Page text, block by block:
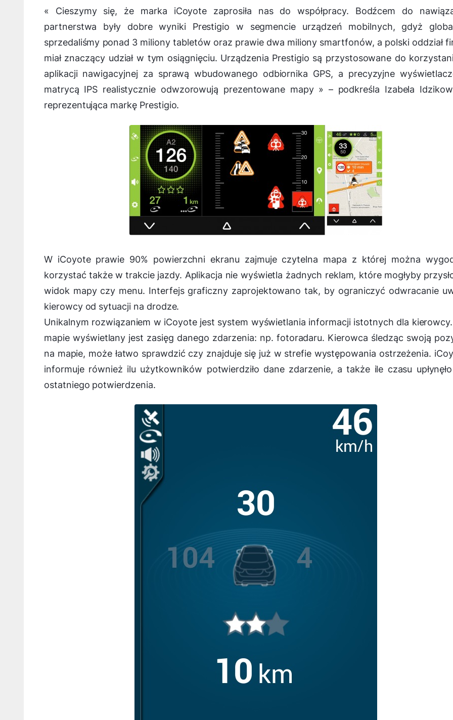
« Cieszymy się, że marka iCoyote zaprosiła nas do współpracy. Bodźcem do
partnerstwa były dobre wyniki Prestigio w segmencie urządzeń mobilnych, gdyż
sprzedaliśmy ponad 3 miliony tabletów oraz prawie dwa miliony smartfonów, a polski oddział
miał znaczący udział w tym osiągnięciu. Urządzenia Prestigio są przystosowane do
aplikacji nawigacyjnej za sprawą wbudowanego odbiornika GPS, a precyzyjne
matrycą IPS realistycznie odwzorowują prezentowane mapy» – podkreśla Izabela
reprezentująca markę Prestigio.
W iCoyote prawie 90% powierzchni ekranu zajmuje czytelna mapa z której można
korzystać także w trakcie jazdy. Aplikacja nie wyświetla żadnych reklam, które mogłyby
widok mapy czy menu. Interfejs graficzny zaprojektowano tak, by ograniczyć odwracanie
kierowcy od sytuacji na drodze.
Unikalnym rozwiązaniem w iCoyote jest system wyświetlania informacji istotnych dla
mapie wyświetlany jest zasięg danego zdarzenia: np. fotoradaru. Kierowca śledząc swoją
na mapie, może łatwo sprawdzić czy znajduje się już w strefie występowania ostrzeżenia.
informuje również ilu użytkowników potwierdziło dane zdarzenie, a także ile czasu
ostatniego potwierdzenia.